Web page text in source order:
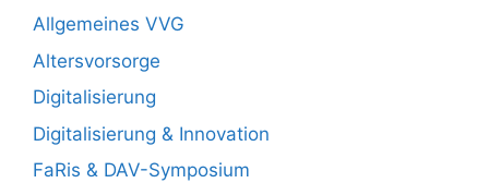
Allgemeines VVG
Altersvorsorge
Digitalisierung
Digitalisierung & Innovation
FaRis & DAV-Symposium